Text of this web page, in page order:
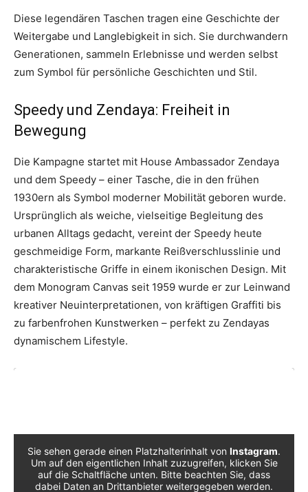
Diese legendären Taschen tragen eine Geschichte der
Weitergabe und Langlebigkeit in sich. Sie durchwandern
Generationen, sammeln Erlebnisse und werden selbst
zum Symbol für persönliche Geschichten und Stil.
Speedy und Zendaya: Freiheit in
Bewegung
Die Kampagne startet mit House Ambassador Zendaya
und dem Speedy – einer Tasche, die in den frühen
1930ern als Symbol moderner Mobilität geboren wurde.
Ursprünglich als weiche, vielseitige Begleitung des
urbanen Alltags gedacht, vereint der Speedy heute
geschmeidige Form, markante Reißverschlusslinie und
charakteristische Griffe in einem ikonischen Design. Mit
dem Monogram Canvas seit 1959 wurde er zur Leinwand
kreativer Neuinterpretationen, von kräftigen Graffiti bis
zu farbenfrohen Kunstwerken – perfekt zu Zendayas
dynamischem Lifestyle.
Sie sehen gerade einen Platzhalterinhalt von Instagram.
Um auf den eigentlichen Inhalt zuzugreifen, klicken Sie
auf die Schaltfläche unten. Bitte beachten Sie, dass
dabei Daten an Drittanbieter weitergegeben werden.